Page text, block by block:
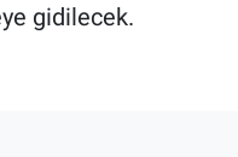
gidilecek.